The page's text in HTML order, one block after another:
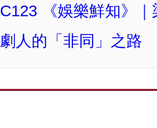
C123 《娛樂鮮知》
劇人的「非同」之路